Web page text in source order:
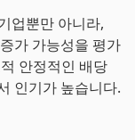
업뿐만 아니라,
가 가능성을 평가
안정적인 배당
인기가 높습니다.